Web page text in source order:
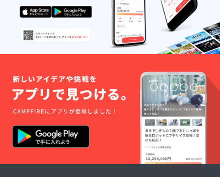
ずつ
トーク
タイム
(60
秒)、ラ
スト挨
拶後に
までお
見送
り、こ
のリ
ターン
の方へ
アン
コール
挨拶
※チェキ
券有効
期限：
アイド
ル活動
を続け
ている
ずっと
○スペ
シャル
特
典！！
・特典
会のラ
ストに
メン
員と1人
ずつ
トーク